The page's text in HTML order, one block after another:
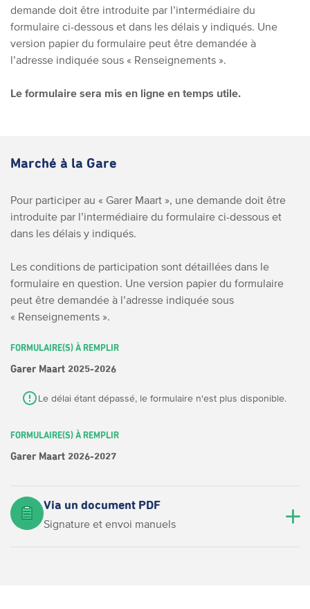
demande doit être introduite par l’intermédiaire du
formulaire ci-dessous et dans les délais y indiqués. Une
version papier du formulaire peut être demandée à
l’adresse indiquée sous « Renseignements ».
Le formulaire sera mis en ligne en temps utile.
Marché à la Gare
Pour participer au « Garer Maart », une demande doit être
introduite par l’intermédiaire du formulaire ci-dessous et
dans les délais y indiqués.
Les conditions de participation sont détaillées dans le
formulaire en question. Une version papier du formulaire
peut être demandée à l’adresse indiquée sous
« Renseignements ».
FORMULAIRE(S) À REMPLIR
Garer Maart 2025-2026
Le délai étant dépassé, le formulaire n'est plus disponible.
FORMULAIRE(S) À REMPLIR
Garer Maart 2026-2027
Via un document PDF
Signature et envoi manuels